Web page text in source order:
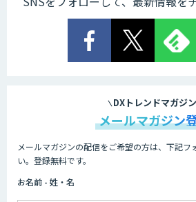
Cogent AI Cabinet
DXトレンドマガジン
メールマガジン
メールマガジンの配信をご希望の方は、下記フ
い。登録無料です。
お名前 - 姓・名